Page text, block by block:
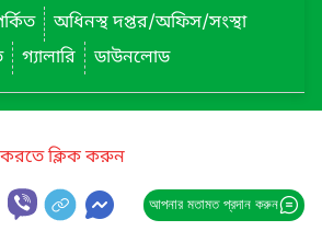
অধিনস্থ দপ্তর/অফিস/সংস্থা
গ্যালারি ডাউনলোড
করতে ক্লিক করুন
আপনার মতামত প্রদান করুন